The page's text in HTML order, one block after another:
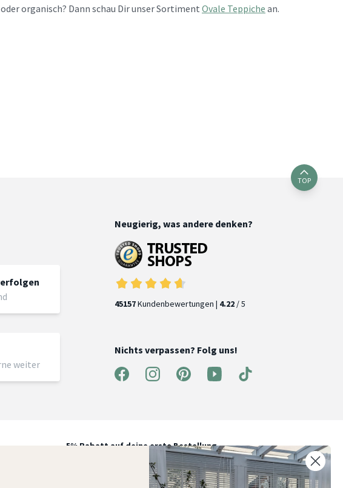
organisch? Dann schau Dir unser Sortiment Ovale Teppiche an.
TOP
weiter
Neugierig, was andere denken?
45157Kundenbewertungen | 4.22 / 5
Nichts verpassen? Folg uns!
5% Rabatt auf deine erste Bestellung
Melde dich für unseren Newsletter an und entdecke neue
Kollektionen, Angebote und Wohnideen als Erstes